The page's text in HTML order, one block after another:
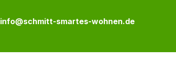
info@schmitt-smartes-wohnen.de